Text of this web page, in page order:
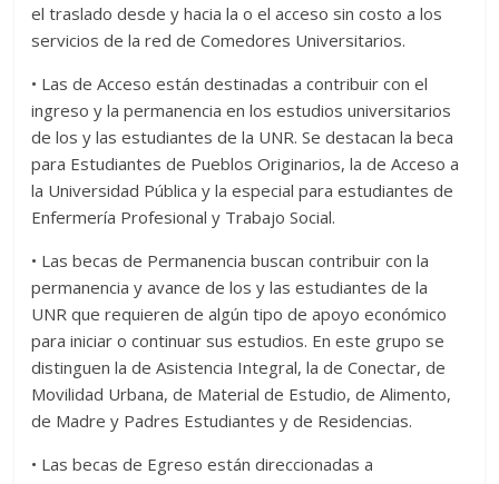
el traslado desde y hacia la o el acceso sin costo a los
servicios de la red de Comedores Universitarios.
• Las de Acceso están destinadas a contribuir con el
ingreso y la permanencia en los estudios universitarios
de los y las estudiantes de la UNR. Se destacan la beca
para Estudiantes de Pueblos Originarios, la de Acceso a
la Universidad Pública y la especial para estudiantes de
Enfermería Profesional y Trabajo Social.
• Las becas de Permanencia buscan contribuir con la
permanencia y avance de los y las estudiantes de la
UNR que requieren de algún tipo de apoyo económico
para iniciar o continuar sus estudios. En este grupo se
distinguen la de Asistencia Integral, la de Conectar, de
Movilidad Urbana, de Material de Estudio, de Alimento,
de Madre y Padres Estudiantes y de Residencias.
• Las becas de Egreso están direccionadas a